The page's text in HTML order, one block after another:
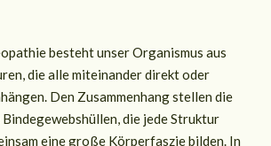
besteht unser Organismus aus
die alle miteinander direkt oder
Den Zusammenhang stellen die
Bindegewebshüllen, die jede Struktur
eine große Körperfaszie bilden. In